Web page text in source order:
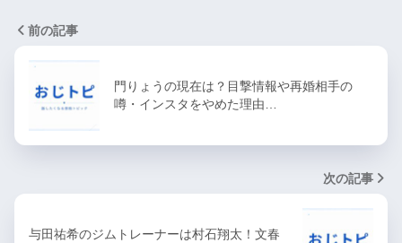
前の記事
門りょうの現在は？目撃情報や再婚相手の
噂・インスタをやめた理由…
次の記事
与田祐希のジムトレーナーは村石翔太！文春